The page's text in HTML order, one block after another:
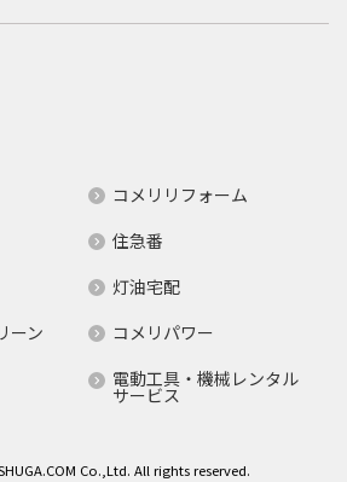
コメリリフォーム
住急番
灯油宅配
ーン
コメリパワー
電動工具・機械レンタル
サービス
Co.,Ltd. All rights reserved.